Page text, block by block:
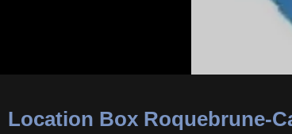
Location Box Roquebrune-